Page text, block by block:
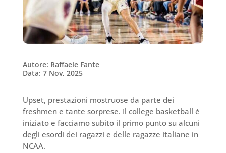
Autore: Raffaele Fante
Data: 7 Nov, 2025
Upset, prestazioni mostruose da parte dei
freshmen e tante sorprese. Il college basketball è
iniziato e facciamo subito il primo punto su alcuni
degli esordi dei ragazzi e delle ragazze italiane in
NCAA.